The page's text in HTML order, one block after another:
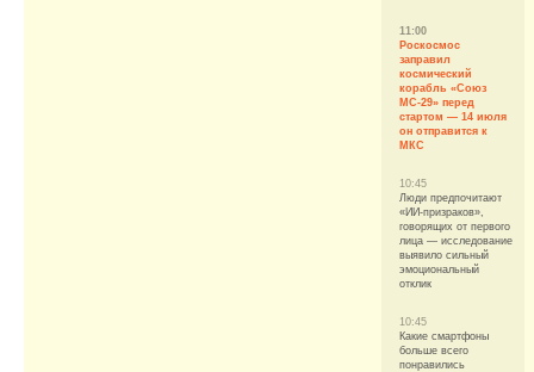
11:00
Роскосмос
заправил
космический
корабль «Союз
МС-29» перед
стартом — 14 июля
он отправится к
МКС
10:45
Люди предпочитают
«ИИ-призраков»,
говорящих от первого
лица — исследование
выявило сильный
эмоциональный
отклик
10:45
Какие смартфоны
больше всего
понравились